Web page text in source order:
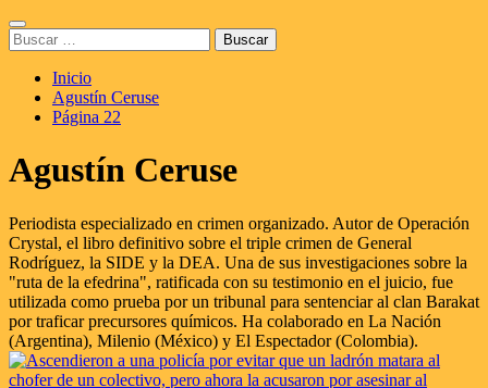
Saltar
al
contenido
Menú
principal
Buscar:
Inicio
Agustín Ceruse
Página 22
Agustín Ceruse
Periodista especializado en crimen organizado. Autor de Operación
Crystal, el libro definitivo sobre el triple crimen de General
Rodríguez, la SIDE y la DEA. Una de sus investigaciones sobre la
"ruta de la efedrina", ratificada con su testimonio en el juicio, fue
utilizada como prueba por un tribunal para sentenciar al clan Barakat
por traficar precursores químicos. Ha colaborado en La Nación
(Argentina), Milenio (México) y El Espectador (Colombia).